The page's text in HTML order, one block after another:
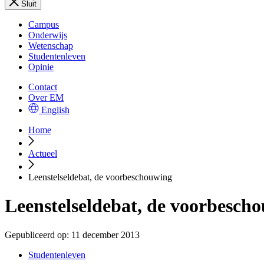
Sluit
Campus
Onderwijs
Wetenschap
Studentenleven
Opinie
Contact
Over EM
English
Home
Actueel
Leenstelseldebat, de voorbeschouwing
Leenstelseldebat, de
Gepubliceerd op: 11 december 2013
Studentenleven